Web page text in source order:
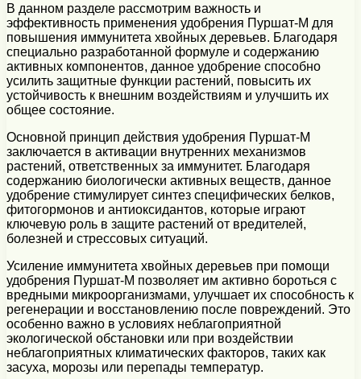
В данном разделе рассмотрим важность и
эффективность применения удобрения Пуршат-М для
повышения иммунитета хвойных деревьев. Благодаря
специально разработанной формуле и содержанию
активных компонентов, данное удобрение способно
усилить защитные функции растений, повысить их
устойчивость к внешним воздействиям и улучшить их
общее состояние.
Основной принцип действия удобрения Пуршат-М
заключается в активации внутренних механизмов
растений, ответственных за иммунитет. Благодаря
содержанию биологически активных веществ, данное
удобрение стимулирует синтез специфических белков,
фитогормонов и антиоксидантов, которые играют
ключевую роль в защите растений от вредителей,
болезней и стрессовых ситуаций.
Усиление иммунитета хвойных деревьев при помощи
удобрения Пуршат-М позволяет им активно бороться с
вредными микроорганизмами, улучшает их способность к
регенерации и восстановлению после повреждений. Это
особенно важно в условиях неблагоприятной
экологической обстановки или при воздействии
неблагоприятных климатических факторов, таких как
засуха, морозы или перепады температур.